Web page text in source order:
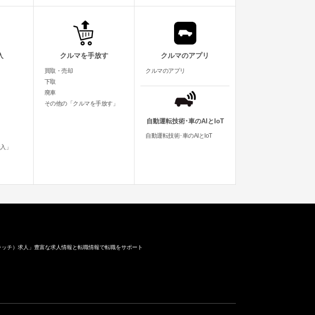
」
クルマを手放す
買取・売却
下取
廃車
その他の「クルマを手放す」
クルマのアプリ
クルマのアプリ
自動運転技術･車のAIとIoT
自動運転技術･車のAIとIoT
チ）求人」豊富な求人情報と転職情報で転職をサポート